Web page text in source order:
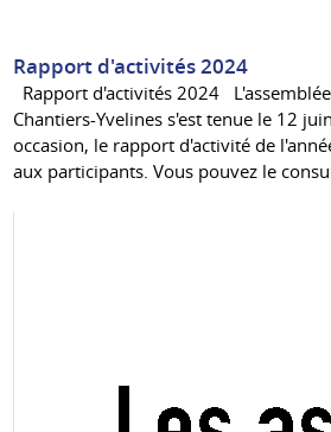
Rapport d'activités 2024
Rapport d'activités 2024
Chantiers-Yvelines s'est tenue le 12
occasion, le rapport d'activité de
aux participants. Vous pouvez le